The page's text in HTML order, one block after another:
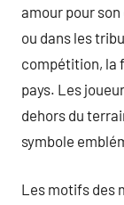
amour pour
ou dans les
compétition, la
pays. Les
dehors du
symbole
Les motifs des